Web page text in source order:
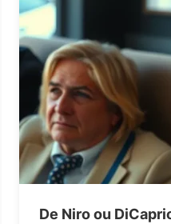
De Niro ou